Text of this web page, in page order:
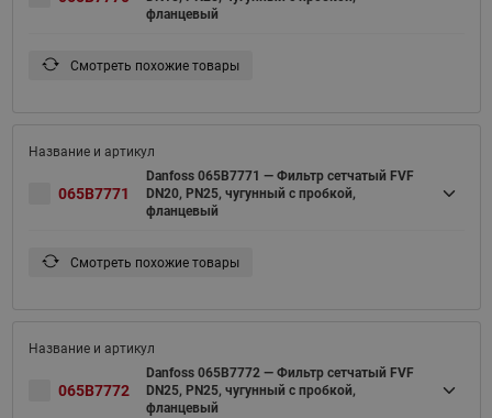
фланцевый
Смотреть похожие товары
065B7771
Danfoss 065B7771 — Фильтр сетчатый FVF
DN20, PN25, чугунный с пробкой,
фланцевый
Смотреть похожие товары
065B7772
Danfoss 065B7772 — Фильтр сетчатый FVF
DN25, PN25, чугунный с пробкой,
фланцевый